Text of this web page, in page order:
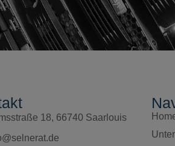
18, 66740 Saarlouis